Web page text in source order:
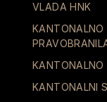
VLADA HNK
KANTONALNO
KANTONALNI